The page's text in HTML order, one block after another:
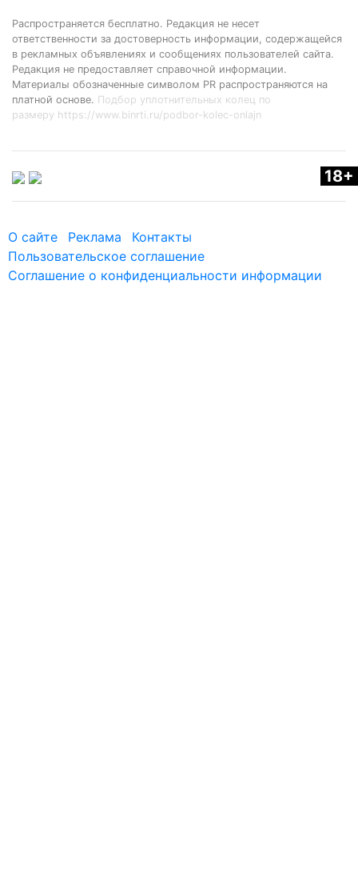
Распространяется бесплатно. Редакция не несет
ответственности за достоверность информации, содержащейся
в рекламных объявлениях и сообщениях пользователей сайта.
Редакция не предоставляет справочной информации.
Материалы обозначенные символом PR распространяются на
платной основе. Подбор уплотнительных колец по
размеру https://www.binrti.ru/podbor-kolec-onlajn
18+
О сайте Реклама
Контакты
Пользовательское соглашение
Соглашение о конфиденциальности информации